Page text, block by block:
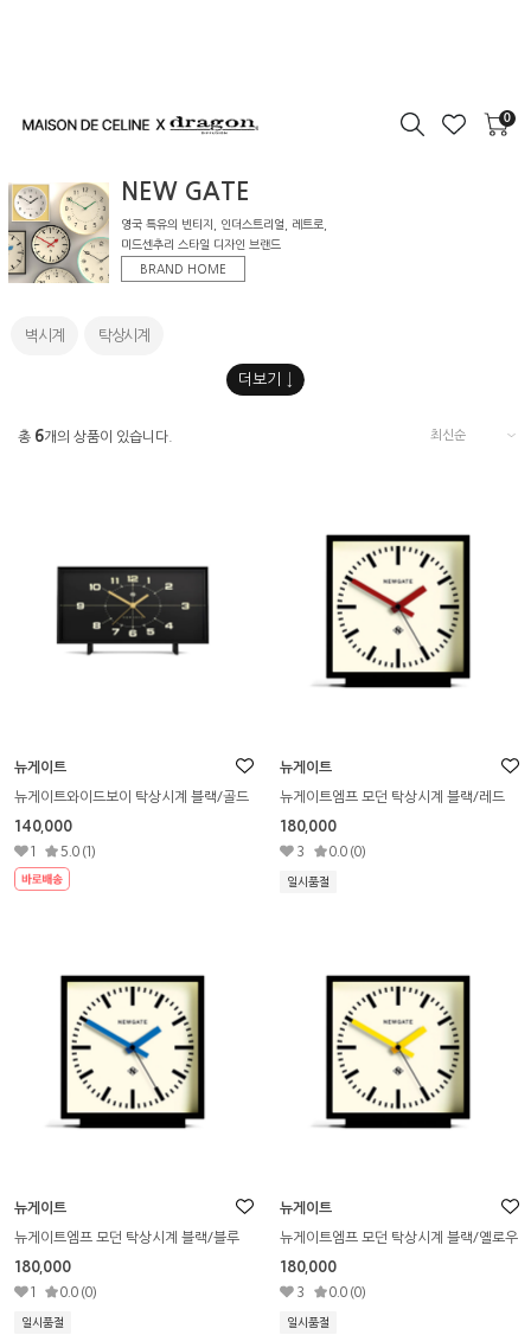
0
NEW GATE
영국 특유의 빈티지, 인더스트리얼, 레트로,
미드센추리 스타일 디자인 브랜드
BRAND HOME
벽시계 탁상시계
총 6개의 상품이 있습니다.
뉴게이트
뉴게이트와이드보이 탁상시계 블랙/골드
140,000
1 5.0 (1)
뉴게이트
뉴게이트엠프 모던 탁상시계 블랙/레드
180,000
3 0.0 (0)
일시품절
뉴게이트
뉴게이트엠프 모던 탁상시계 블랙/블루
180,000
1 0.0 (0)
일시품절
뉴게이트
뉴게이트엠프 모던 탁상시계 블랙/옐로우
180,000
3 0.0 (0)
일시품절